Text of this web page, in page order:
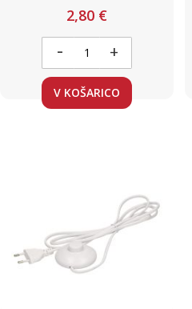
2,80 €
- +
V KOŠARICO